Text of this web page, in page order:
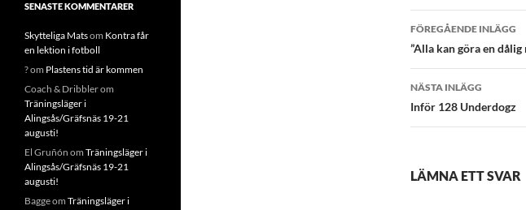
FÖREGÅENDE INLÄGG
”Alla kan göra en dålig
NÄSTA INLÄGG
Inför 128 Underdogz
LÄMNA ETT SVAR
SENASTE KOMMENTARER
Skytteliga Matsom Kontra får
en lektion i fotboll
?om Plastens tid är kommen
Coach & Dribblerom
Träningsläger i
Alingsås/Gräfsnäs 19-21
augusti!
El Gruñón om Träningsläger i
Alingsås/Gräfsnäs 19-21
augusti!
Baggeom Träningsläger i